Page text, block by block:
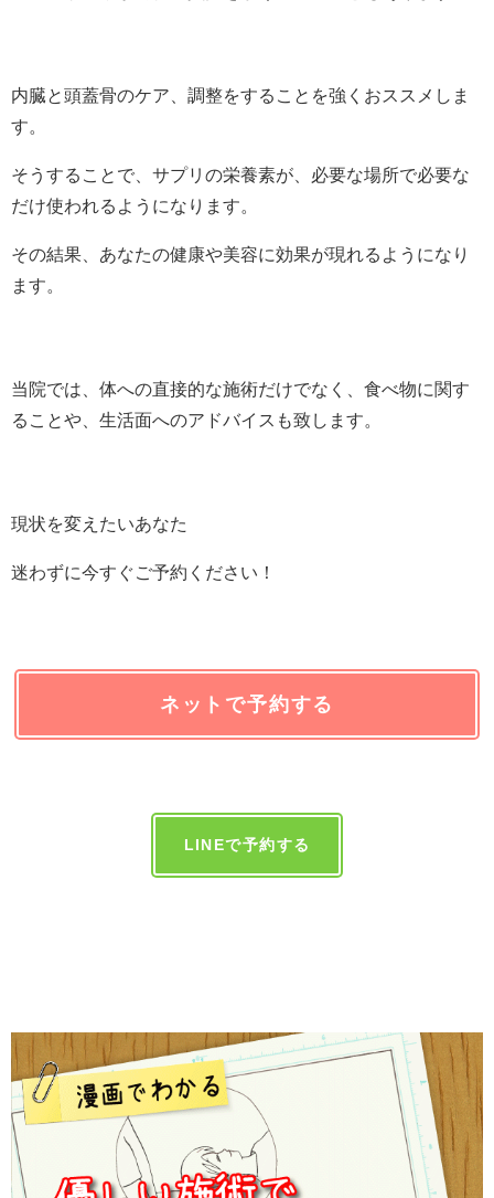
内臓と頭蓋骨のケア、調整をすることを強くおススメしま
す。
そうすることで、サプリの栄養素が、必要な場所で必要な
だけ使われるようになります。
その結果、あなたの健康や美容に効果が現れるようになり
ます。
当院では、体への直接的な施術だけでなく、食べ物に関す
ることや、生活面へのアドバイスも致します。
現状を変えたいあなた
迷わずに今すぐご予約ください！
ネットで予約する
LINEで予約する